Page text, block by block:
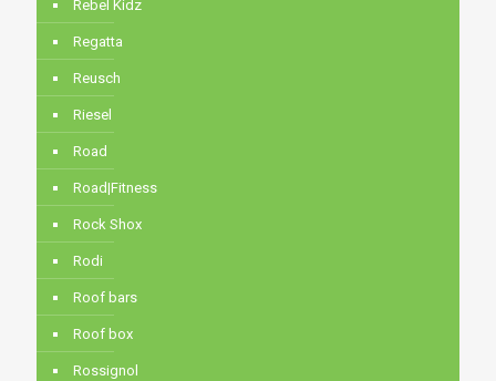
Rebel Kidz
Regatta
Reusch
Riesel
Road
Road|Fitness
Rock Shox
Rodi
Roof bars
Roof box
Rossignol